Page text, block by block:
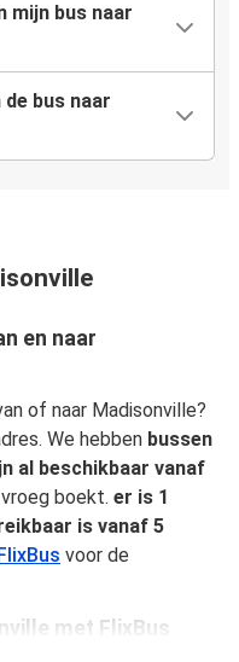
mijn bus naar
de bus naar
en naar
of naar Madisonville?
We hebben bussen
al beschikbaar vanaf
boekt. er is 1
is vanaf 5
voor de
met FlixBus